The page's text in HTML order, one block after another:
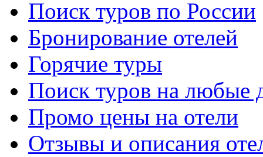
Поиск туров по России
Бронирование отелей
Горячие туры
Поиск туров на любые
Промо цены на отели
Отзывы и описания